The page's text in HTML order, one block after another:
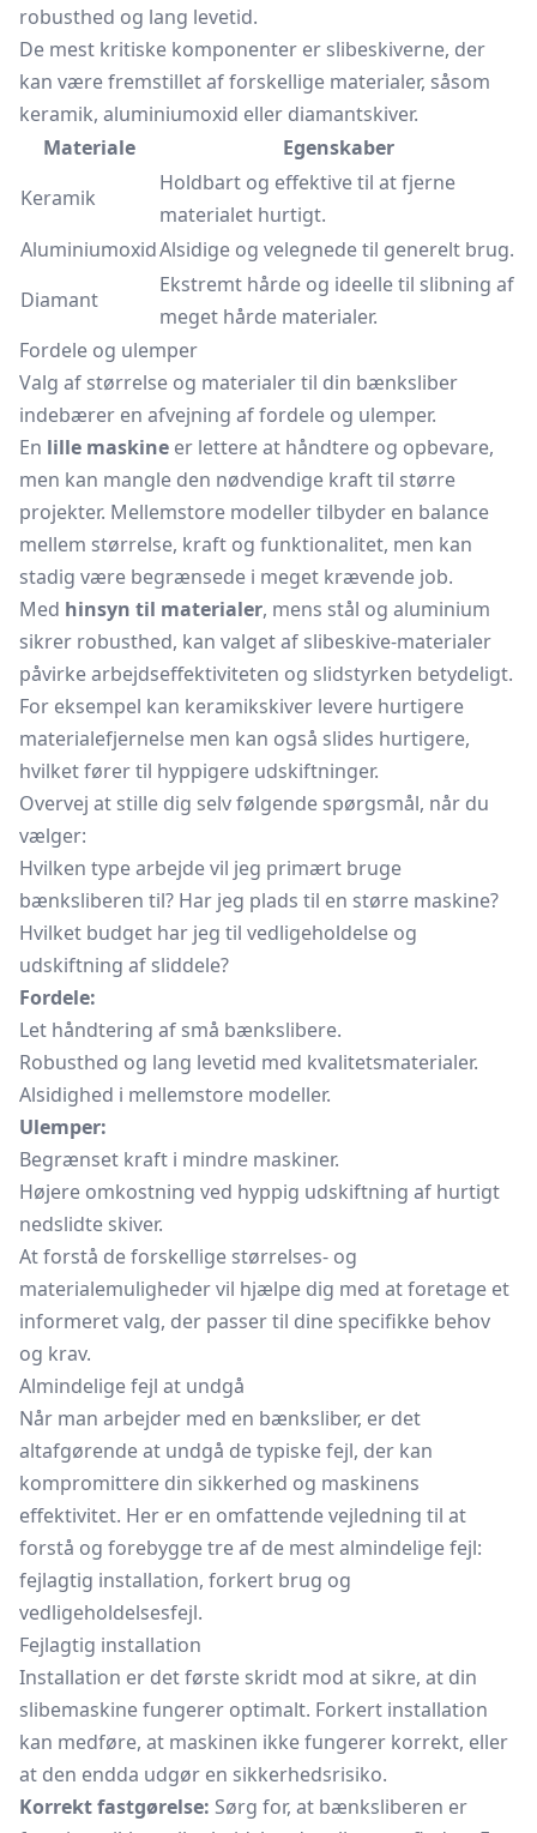
robusthed og lang levetid.
De mest kritiske komponenter er slibeskiverne, der
kan være fremstillet af forskellige materialer, såsom
keramik, aluminiumoxid eller diamantskiver.
Materiale
Egenskaber
Keramik
Holdbart og effektive til at fjerne
materialet hurtigt.
AluminiumoxidAlsidige og velegnede til generelt brug.
Diamant
Ekstremt hårde og ideelle til slibning af
meget hårde materialer.
Fordele og ulemper
Valg af størrelse og materialer til din bænksliber
indebærer en afvejning af fordele og ulemper.
En lille maskine er lettere at håndtere og opbevare,
men kan mangle den nødvendige kraft til større
projekter. Mellemstore modeller tilbyder en balance
mellem størrelse, kraft og funktionalitet, men kan
stadig være begrænsede i meget krævende job.
Med hinsyn til materialer, mens stål og aluminium
sikrer robusthed, kan valget af slibeskive-materialer
påvirke arbejdseffektiviteten og slidstyrken betydeligt.
For eksempel kan keramikskiver levere hurtigere
materialefjernelse men kan også slides hurtigere,
hvilket fører til hyppigere udskiftninger.
Overvej at stille dig selv følgende spørgsmål, når du
vælger:
Hvilken type arbejde vil jeg primært bruge
bænksliberen til? Har jeg plads til en større maskine?
Hvilket budget har jeg til vedligeholdelse og
udskiftning af sliddele?
Fordele:
Let håndtering af små bænkslibere.
Robusthed og lang levetid med kvalitetsmaterialer.
Alsidighed i mellemstore modeller.
Ulemper:
Begrænset kraft i mindre maskiner.
Højere omkostning ved hyppig udskiftning af hurtigt
nedslidte skiver.
At forstå de forskellige størrelses- og
materialemuligheder vil hjælpe dig med at foretage et
informeret valg, der passer til dine specifikke behov
og krav.
Almindelige fejl at undgå
Når man arbejder med en bænksliber, er det
altafgørende at undgå de typiske fejl, der kan
kompromittere din sikkerhed og maskinens
effektivitet. Her er en omfattende vejledning til at
forstå og forebygge tre af de mest almindelige fejl:
fejlagtig installation, forkert brug og
vedligeholdelsesfejl.
Fejlagtig installation
Installation er det første skridt mod at sikre, at din
slibemaskine fungerer optimalt. Forkert installation
kan medføre, at maskinen ikke fungerer korrekt, eller
at den endda udgør en sikkerhedsrisiko.
Korrekt fastgørelse: Sørg for, at bænksliberen er